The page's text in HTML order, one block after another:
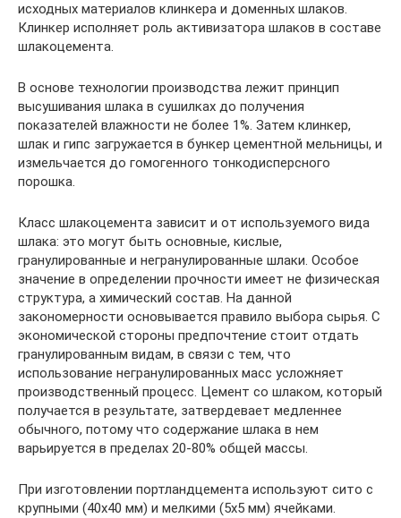
исходных материалов клинкера и доменных шлаков.
Клинкер исполняет роль активизатора шлаков в составе
шлакоцемента.
В основе технологии производства лежит принцип
высушивания шлака в сушилках до получения
показателей влажности не более 1%. Затем клинкер,
шлак и гипс загружается в бункер цементной мельницы, и
измельчается до гомогенного тонкодисперсного
порошка.
Класс шлакоцемента зависит и от используемого вида
шлака: это могут быть основные, кислые,
гранулированные и негранулированные шлаки. Особое
значение в определении прочности имеет не физическая
структура, а химический состав. На данной
закономерности основывается правило выбора сырья. С
экономической стороны предпочтение стоит отдать
гранулированным видам, в связи с тем, что
использование негранулированных масс усложняет
производственный процесс. Цемент со шлаком, который
получается в результате, затвердевает медленнее
обычного, потому что содержание шлака в нем
варьируется в пределах 20-80% общей массы.
При изготовлении портландцемента используют сито с
крупными (40х40 мм) и мелкими (5х5 мм) ячейками.